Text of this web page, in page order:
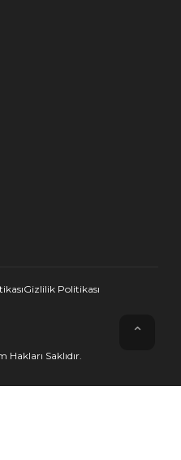
Gizlilik Politikası
Saklıdır.
⌃